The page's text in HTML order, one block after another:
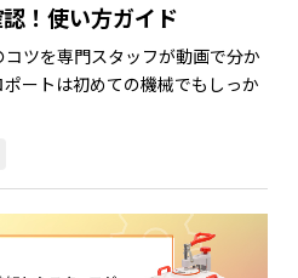
！使い方ガイド
ツを専門スタッフが動画で分か
ートは初めての機械でもしっか